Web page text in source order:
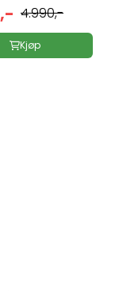
4.990,-
Kjøp